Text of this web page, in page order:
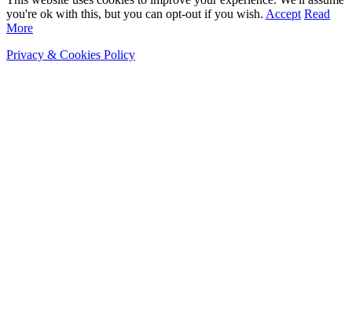
you're ok with this, but you can opt-out if you wish. Accept Read
More
Privacy & Cookies Policy